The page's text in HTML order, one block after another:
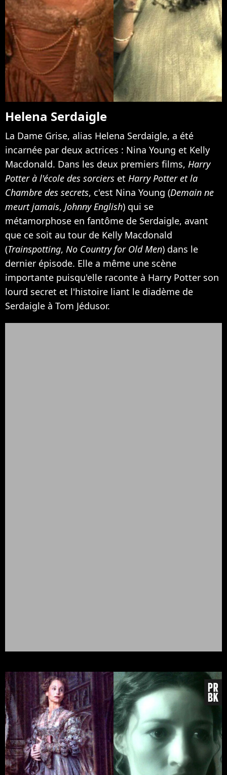
Helena Serdaigle
La Dame Grise, alias Helena Serdaigle, a été
incarnée par deux actrices : Nina Young et Kelly
Macdonald. Dans les deux premiers films, Harry
Potter à l'école des sorciers et Harry Potter et la
Chambre des secrets, c'est Nina Young (Demain ne
meurt jamais, Johnny English) qui se
métamorphose en fantôme de Serdaigle, avant
que ce soit au tour de Kelly Macdonald
(Trainspotting, No Country for Old Men) dans le
dernier épisode. Elle a même une scène
importante puisqu'elle raconte à Harry Potter son
lourd secret et l'histoire liant le diadème de
Serdaigle à Tom Jédusor.